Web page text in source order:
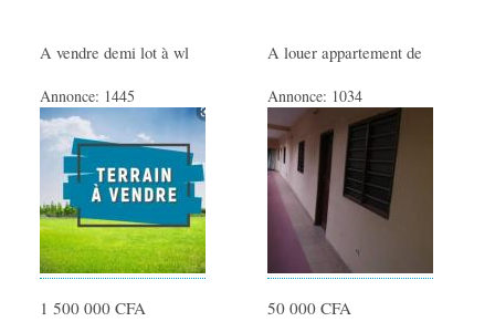
A vendre demi lot à wl
Annonce: 1445
1 500 000 CFA
A louer appartement de
Annonce: 1034
50 000 CFA